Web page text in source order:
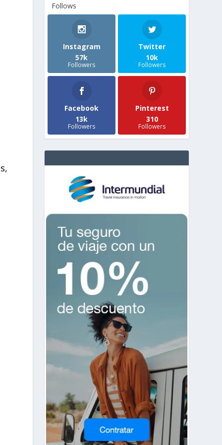
Follows
Instagram
57k
Followers
Twitter
10k
Followers
Facebook
13k
Followers
Pinterest
310
Followers